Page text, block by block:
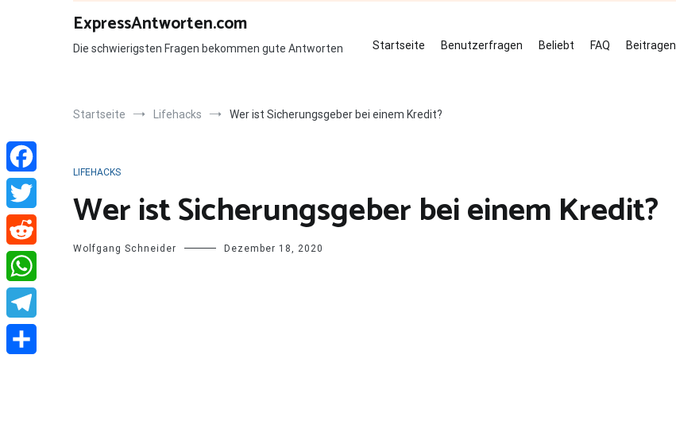
ExpressAntworten.com
Die schwierigsten Fragen bekommen gute Antworten Startseite Benutzerfragen Beliebt FAQ Beitragen
Startseite Lifehacks Wer ist Sicherungsgeber bei einem Kredit?
LIFEHACKS
Wer ist Sicherungsgeber bei einem Kredit?
Wolfgang Schneider Dezember 18, 2020
Facebook
Twitter
Reddit
WhatsApp
Telegram